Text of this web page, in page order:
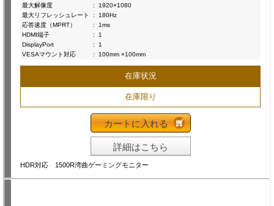
最大解像度
:
1920×1080
最大リフレッシュレート
:
180Hz
応答速度（MPRT）
:
1ms
HDMI端子
:
1
DisplayPort
:
1
VESAマウント対応
: 100mm ×100mm
在庫状況
在庫限り
カートに入れる
詳細はこちら
HDR対応 1500R湾曲ゲーミングモニター